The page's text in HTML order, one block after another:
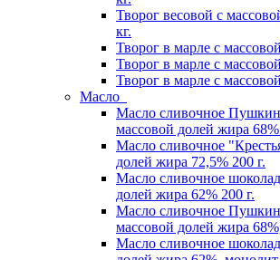
Творог весовой с
кг.
Творог в марле с
Творог в марле с
Творог в марле с
Масло
Масло сливочное
массовой долей жира 68%
Масло сливочное
долей жира 72,5% 200 г.
Масло сливочное
долей жира 62% 200 г.
Масло сливочное
массовой долей жира
Масло сливочное